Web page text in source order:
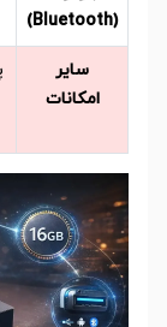
(Bluetooth)
سایر
امکانات